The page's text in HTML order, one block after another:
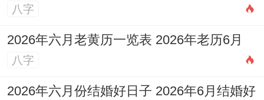
八字
2026年六月老黄历一览表 2026年老历6月
八字
2026年六月份结婚好日子 2026年6月结婚好